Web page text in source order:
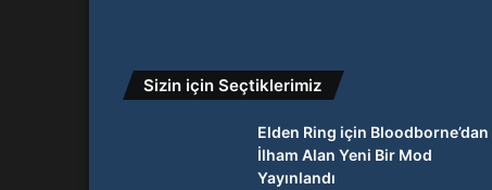
Sizin için Seçtiklerimiz
Elden Ring için Bloodborne’dan
İlham Alan Yeni Bir Mod
Yayınlandı